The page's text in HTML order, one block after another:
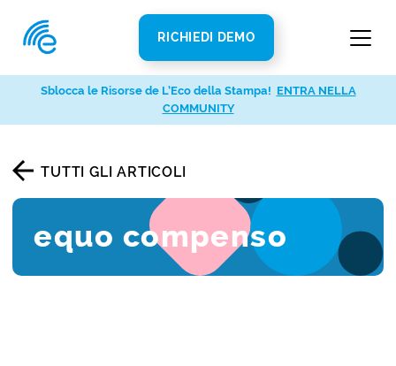
RICHIEDI DEMO
TUTTI GLI ARTICOLI
equo compenso
Sblocca le Risorse de L’Eco della Stampa! ENTRA NELLA
COMMUNITY